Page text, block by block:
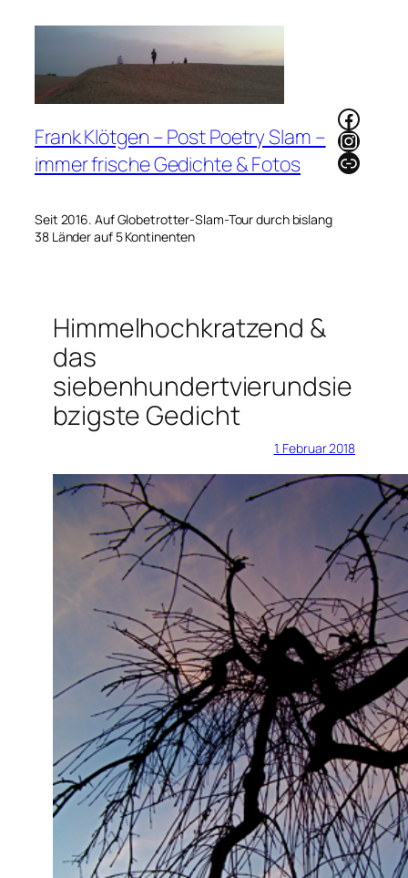
Frank Klötgen – Post Poetry Slam –
immer frische Gedichte & Fotos
Seit 2016. Auf Globetrotter-Slam-Tour durch bislang
38 Länder auf 5 Kontinenten
Link
Himmelhochkratzend &
das
siebenhundertvierundsie
bzigste Gedicht
1. Februar 2018